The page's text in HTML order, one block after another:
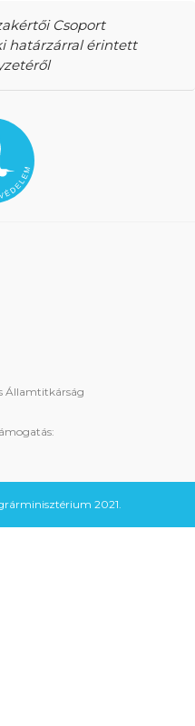
Csoport
határzárral érintett
Államtitkárság
2021.